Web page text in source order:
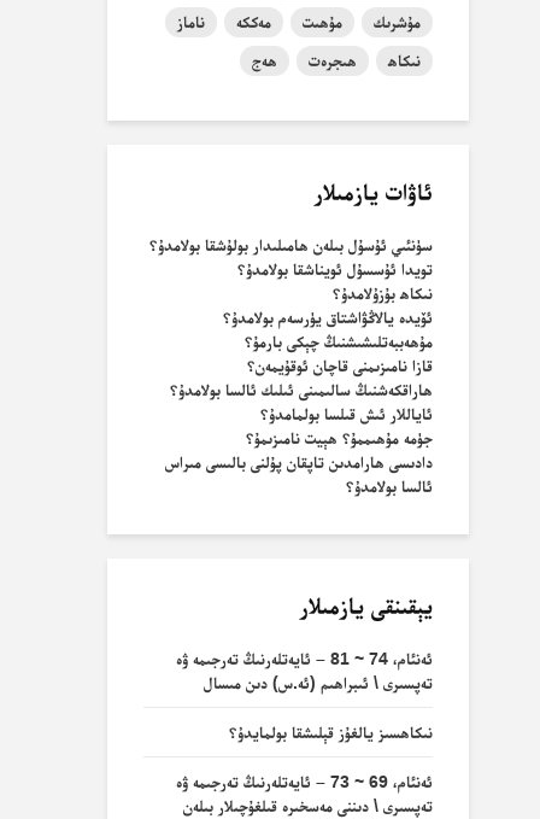
مۇشرىك
مۇھىت مەككە
ناماز
نىكاھ
ھىجرەت ھەج
ئاۋات يازمىلار
سۈنئىي ئۇسۇل بىلەن ھامىلىدار بولۇشقا بولامدۇ؟
تويدا ئۇسسۇل ئويناشقا بولامدۇ؟
نىكاھ بۇزۇلامدۇ؟
ئۆيدە يالاڭۋاشتاق يۈرسەم بولامدۇ؟
مۇھەببەتلىشىشنىڭ چېكى بارمۇ؟
قازا نامىزىمنى قاچان ئوقۇيمەن؟
ھاراقكەشنىڭ سالىمىنى ئىلىك ئالسا بولامدۇ؟
ئاياللار ئىش قىلسا بولمامدۇ؟
جۈمە مۇھىممۇ؟ ھېيت نامىزىمۇ؟
دادىسى ھارامدىن تاپقان پۇلنى بالىسى مىراس
ئالسا بولامدۇ؟
يېقىنقى يازمىلار
ئەنئام، 74 ~ 81 – ئايەتلەرنىڭ تەرجىمە ۋە
تەپسىرى \ ئىبراھىم (ئە.س) دىن مىسال
نىكاھسىز يالغۇز قېلىشقا بولمايدۇ؟
ئەنئام، 69 ~ 73 – ئايەتلەرنىڭ تەرجىمە ۋە
تەپسىرى \ دىننى مەسخىرە قىلغۇچىلار بىلەن